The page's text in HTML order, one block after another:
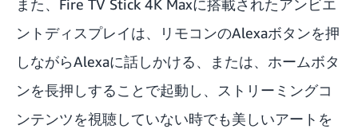
また、Fire TV Stick 4K Maxに搭載されたアンビエ
ントディスプレイは、リモコンのAlexaボタンを押
しながらAlexaに話しかける、または、ホームボタ
ンを長押しすることで起動し、ストリーミングコ
ンテンツを視聴していない時でも美しいアートを